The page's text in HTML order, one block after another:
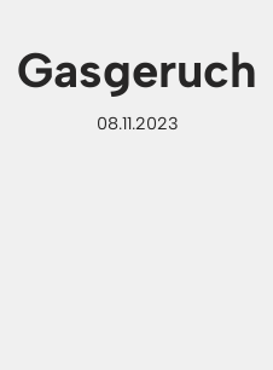
Gasgeruch
08.11.2023